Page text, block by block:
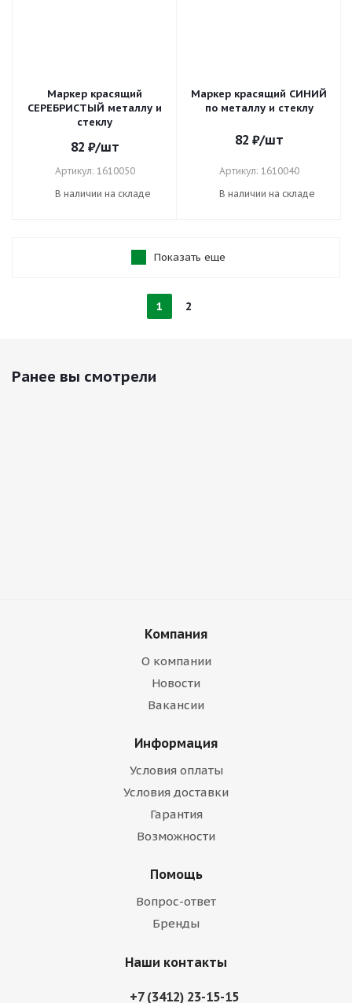
Маркер красящий
СЕРЕБРИСТЫЙ металлу и
стеклу
82 ₽/шт
Артикул: 1610050
В наличии на складе
Маркер красящий СИНИЙ
по металлу и стеклу
82 ₽/шт
Артикул: 1610040
В наличии на складе
Показать еще
1 2
Ранее вы смотрели
Компания
О компании
Новости
Вакансии
Информация
Условия оплаты
Условия доставки
Гарантия
Возможности
Помощь
Вопрос-ответ
Бренды
Наши контакты
+7 (3412) 23-15-15